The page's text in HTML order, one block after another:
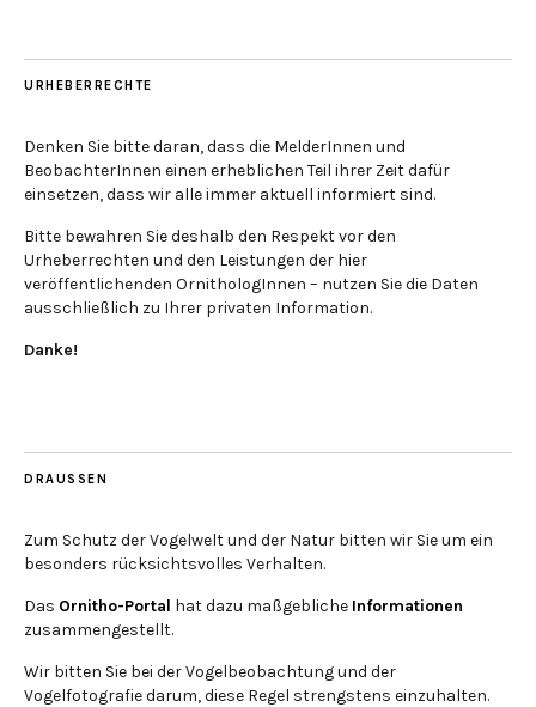
URHEBERRECHTE
Denken Sie bitte daran, dass die MelderInnen und
BeobachterInnen einen erheblichen Teil ihrer Zeit dafür
einsetzen, dass wir alle immer aktuell informiert sind.
Bitte bewahren Sie deshalb den Respekt vor den
Urheberrechten und den Leistungen der hier
veröffentlichenden OrnithologInnen – nutzen Sie die Daten
ausschließlich zu Ihrer privaten Information.
Danke!
DRAUSSEN
Zum Schutz der Vogelwelt und der Natur bitten wir Sie um ein
besonders rücksichtsvolles Verhalten.
Das Ornitho-Portal hat dazu maßgebliche Informationen
zusammengestellt.
Wir bitten Sie bei der Vogelbeobachtung und der
Vogelfotografie darum, diese Regel strengstens einzuhalten.